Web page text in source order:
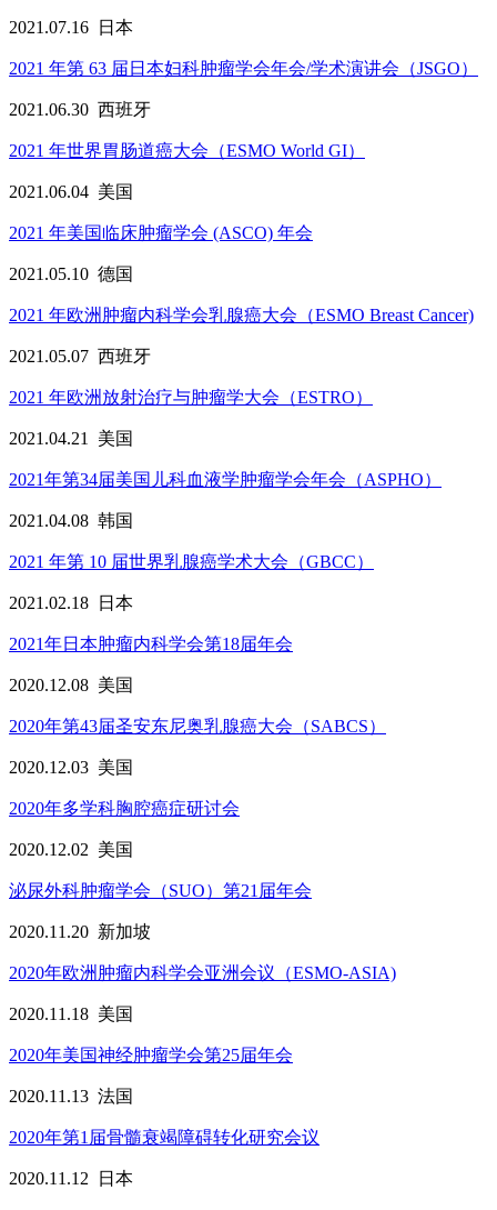
2021.07.16 日本
2021 年第 63 届日本妇科肿瘤学会年会/学术演讲会（JSGO）
2021.06.30 西班牙
2021 年世界胃肠道癌大会（ESMO World GI）
2021.06.04 美国
2021 年美国临床肿瘤学会 (ASCO) 年会
2021.05.10 德国
2021 年欧洲肿瘤内科学会乳腺癌大会（ESMO Breast Cancer)
2021.05.07 西班牙
2021 年欧洲放射治疗与肿瘤学大会（ESTRO）
2021.04.21 美国
2021年第34届美国儿科血液学肿瘤学会年会（ASPHO）
2021.04.08 韩国
2021 年第 10 届世界乳腺癌学术大会（GBCC）
2021.02.18 日本
2021年日本肿瘤内科学会第18届年会
2020.12.08 美国
2020年第43届圣安东尼奥乳腺癌大会（SABCS）
2020.12.03 美国
2020年多学科胸腔癌症研讨会
2020.12.02 美国
泌尿外科肿瘤学会（SUO）第21届年会
2020.11.20 新加坡
2020年欧洲肿瘤内科学会亚洲会议（ESMO-ASIA)
2020.11.18 美国
2020年美国神经肿瘤学会第25届年会
2020.11.13 法国
2020年第1届骨髓衰竭障碍转化研究会议
2020.11.12 日本